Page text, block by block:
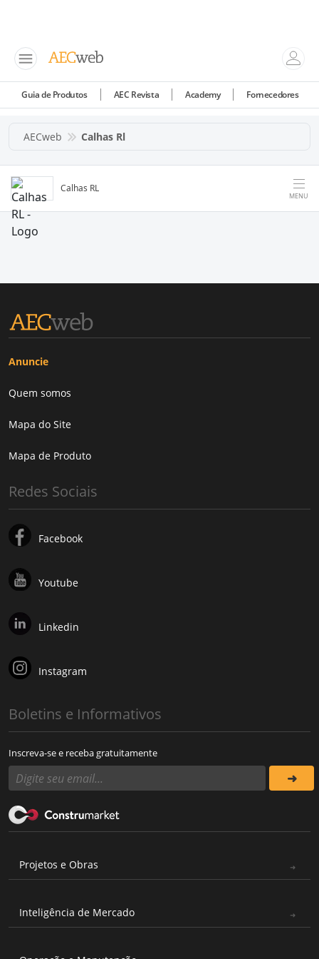
Guia de Produtos AEC Revista Academy Fornecedores
AECweb Calhas Rl
Calhas RL
MENU
Anuncie
Quem somos
Mapa do Site
Mapa de Produto
Redes Sociais
Facebook
Youtube
Linkedin
Instagram
Boletins e Informativos
Inscreva-se e receba gratuitamente
Projetos e Obras
Inteligência de Mercado